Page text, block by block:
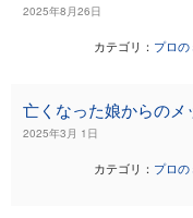
2025年8月26日
カテゴリ： プロ
亡くなった娘からのメ
2025年3月 1日
カテゴリ： プロ